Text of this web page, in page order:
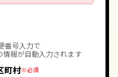
番号入力で
情報が自動入力されます
町村